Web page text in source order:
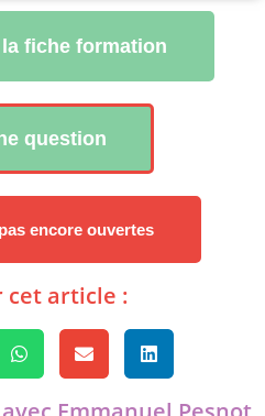
fiche formation
question
encore ouvertes
cet article :